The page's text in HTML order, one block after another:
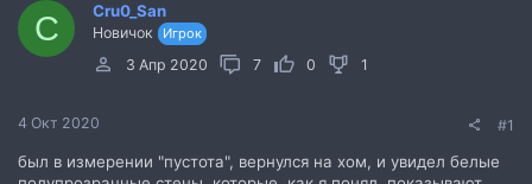
C Cru0_San
Новичок Игрок
3 Апр 2020 7 0 1
4 Окт 2020 #1
был в измерении "пустота", вернулся на хом, и увидел белые